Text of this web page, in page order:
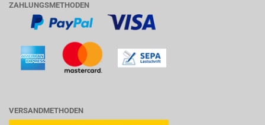
ZAHLUNGSMETHODEN
VERSANDMETHODEN